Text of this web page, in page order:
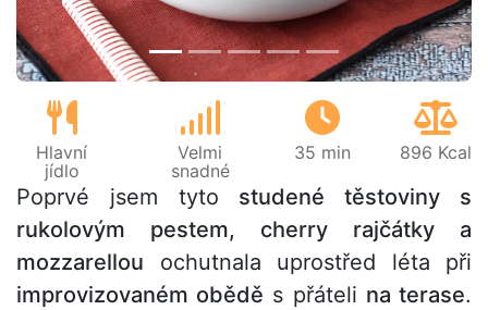
Hlavní
jídlo
Velmi
snadné
35 min 896 Kcal
Poprvé jsem tyto studené těstoviny s
rukolovým pestem, cherry rajčátky a
mozzarellou ochutnala uprostřed léta při
improvizovaném obědě s přáteli na terase.